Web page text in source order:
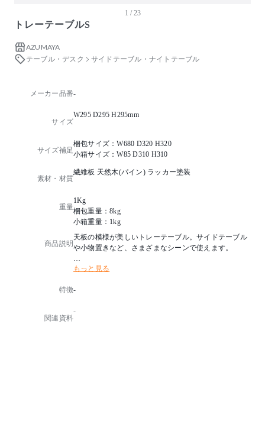
1 / 23
トレーテーブルS
AZUMAYA
テーブル・デスク
サイドテーブル・ナイトテーブル
メーカー品番-
サイズ
W295 D295 H295mm
サイズ補足
梱包サイズ：W680 D320 H320
小箱サイズ：W85 D310 H310
素材・材質
繊維板 天然木(パイン) ラッカー塗装
重量
1Kg
梱包重量：8kg
小箱重量：1kg
商品説明
天板の模様が美しいトレーテーブル。サイドテーブル
や小物置きなど、さまざまなシーンで使えます。
【注意事項】※個体差あり
もっと見る
特徴-
関連資料
-